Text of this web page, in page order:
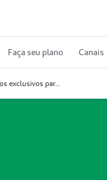
Faça seu plano Canais
Reajuste agrupamento de planos exclusivos para ex-empregados/aposentados RN 488/22